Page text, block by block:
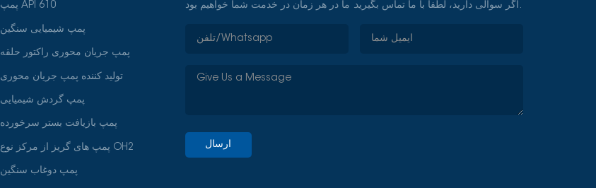
پمپ API 610
پمپ شیمیایی سنگین
پمپ جریان محوری راکتور حلقه
تولید کننده پمپ جریان محوری
پمپ گردش شیمیایی
پمپ بازیافت بستر سرخورده
پمپ های گریز از مرکز نوع OH2
پمپ دوغاب سنگین
اگر سوالی دارید، لطفا با ما تماس بگیرید. ما در هر زمان در خدمت شما خواهیم بود.
ارسال